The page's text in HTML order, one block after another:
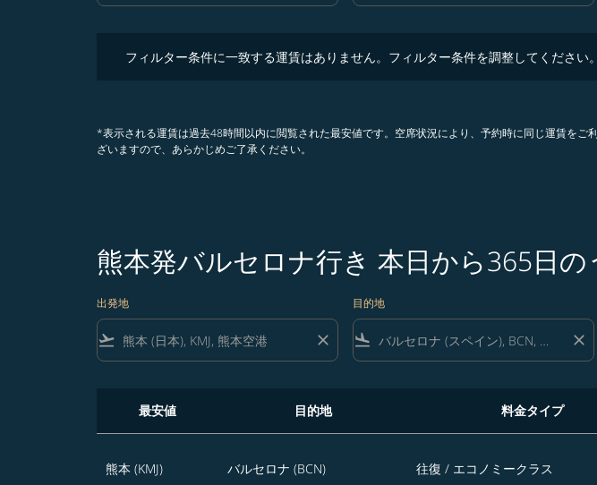
フィルター条件に一致する運賃はありません。フィルター条件を調整してください。
*表示される運賃は過去48時間以内に閲覧された最安値です。空席状況により、予約時に同じ運賃を
ざいますので、あらかじめご了承ください。
熊本発バルセロナ行き 本日から365日
出発地
flight_takeoff close
目的地
flight_land close
最安値 目的地 料金タイプ
熊本 (KMJ) バルセロナ (BCN) 往復 / エコノミークラス